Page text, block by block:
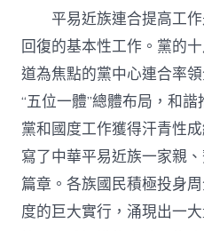
平易近族連合提高工作
回復的基本性工作。黨的
道為焦點的黨中心連合率
“五位一體”總體布局，和諧
黨和國度工作獲得汗青性
寫了中華平易近族一家親
篇章。各族國民積極投身
度的巨大實行，涌現出一